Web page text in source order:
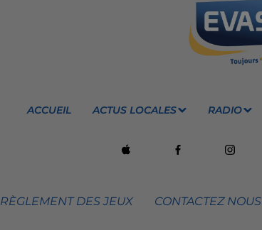
ACCUEIL ACTUS LOCALES RADIO
RÈGLEMENT DES JEUX CONTACTEZ NOUS